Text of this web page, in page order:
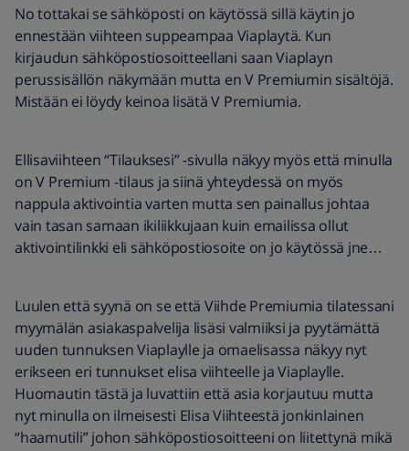
No tottakai se sähköposti on käytössä sillä käytin jo
ennestään viihteen suppeampaa Viaplaytä. Kun
kirjaudun sähköpostiosoitteellani saan Viaplayn
perussisällön näkymään mutta en V Premiumin sisältöjä.
Mistään ei löydy keinoa lisätä V Premiumia.
Ellisaviihteen “Tilauksesi” -sivulla näkyy myös että minulla
on V Premium -tilaus ja siinä yhteydessä on myös
nappula aktivointia varten mutta sen painallus johtaa
vain tasan samaan ikiliikkujaan kuin emailissa ollut
aktivointilinkki eli sähköpostiosoite on jo käytössä jne…
Luulen että syynä on se että Viihde Premiumia tilatessani
myymälän asiakaspalvelija lisäsi valmiiksi ja pyytämättä
uuden tunnuksen Viaplaylle ja omaelisassa näkyy nyt
erikseen eri tunnukset elisa viihteelle ja Viaplaylle.
Huomautin tästä ja luvattiin että asia korjautuu mutta
nyt minulla on ilmeisesti Elisa Viihteestä jonkinlainen
“haamutili” johon sähköpostiosoitteeni on liitettynä mikä